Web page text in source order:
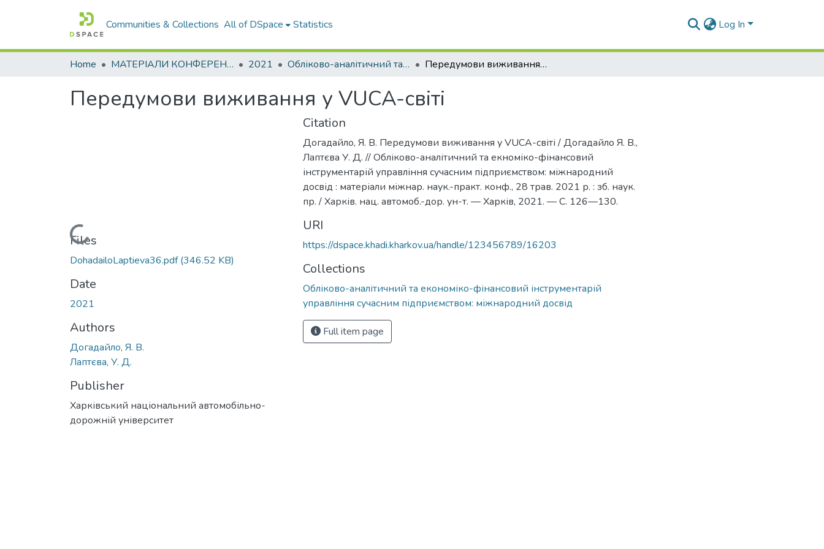
Communities & Collections All of DSpace Statistics Log In
Home МАТЕРІАЛИ КОНФЕРЕНЦІЙ 2021 Обліково-аналітичний та економіко-фінансовий інструментарій управління сучасним підприємством: міжнародний досвід Передумови виживання у VUCA-світі
Передумови виживання у VUCA-світі
Loading...
Files
DohadailoLaptieva36.pdf(346.52 KB)
Date
2021
Authors
Догадайло, Я. В.
Лаптєва, У. Д.
Publisher
Харківський національний автомобільно-
дорожній університет
Citation
Догадайло, Я. В. Передумови виживання у VUCA-світі / Догадайло Я. В.,
Лаптєва У. Д. // Обліково-аналітичний та екноміко-фінансовий
інструментарій управління сучасним підприємством: міжнародний
досвід : матеріали міжнар. наук.-практ. конф., 28 трав. 2021 р. : зб. наук.
пр. / Харків. нац. автомоб.-дор. ун-т. — Харків, 2021. — С. 126—130.
URI
https://dspace.khadi.kharkov.ua/handle/123456789/16203
Collections
Обліково-аналітичний та економіко-фінансовий інструментарій
управління сучасним підприємством: міжнародний досвід
Full item page